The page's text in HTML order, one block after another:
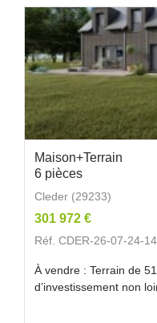
Maison+Terrain
6 pièces
Cleder (29233)
301 972 €
Réf. CDER-26-07-24-14
À vendre : Terrain de
d’investissement non